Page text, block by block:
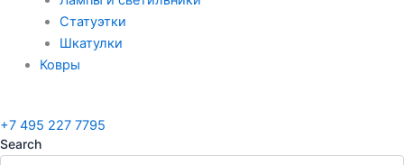
Статуэтки
Шкатулки
Ковры
+7 495 227 7795
Search